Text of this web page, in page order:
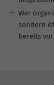
Wer
sondern
bereits